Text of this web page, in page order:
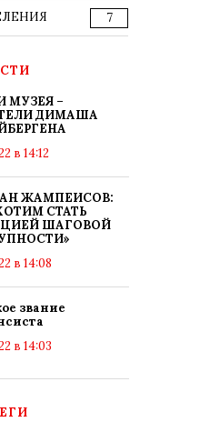
7
МУЗЕЯ –
ДИМАША
в 14:12
ЖАМПЕИСОВ:
СТАТЬ
ШАГОВОЙ
в 14:08
звание
в 14:03